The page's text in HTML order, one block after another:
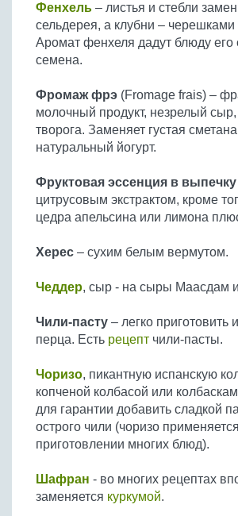
Фенхель – листья и стебли
сельдерея, а клубни – черешками
Аромат фенхеля дадут блюду
семена.
Фромаж фрэ (Fromage frais) –
молочный продукт, незрелый
творога. Заменяет густая
натуральный йогурт.
Фруктовая эссенция в выпечку
цитрусовым экстрактом, кроме
цедра апельсина или лимона
Херес – сухим белым вермутом.
Чеддер, сыр - на сыры Маасдам
Чили-пасту – легко приготовить
перца. Есть рецепт чили-пасты.
Чоризо, пикантную испанскую
копченой колбасой или
для гарантии добавить сладкой
острого чили (чоризо
приготовлении многих блюд).
Шафран - во многих рецептах
заменяется куркумой.